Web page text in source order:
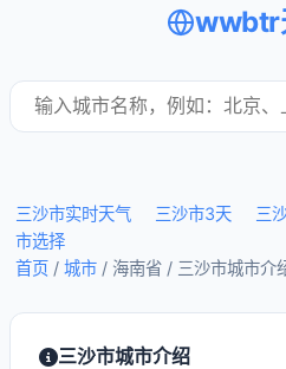
wwbtr
三沙市实时天气 三沙市3天 三
市选择
首页 / 城市 / 海南省 / 三沙市城市介
三沙市城市介绍